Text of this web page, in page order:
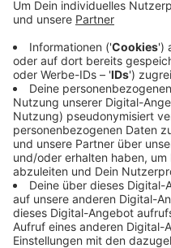
war vorher in keinem
verbindet auch ein ganz
der Grünanlage
einem Bach und an
Außerdem gibt es
verschiedene Sport-
Jugendliche,
Veröffentlicht:Donnerstag,
Anzeige